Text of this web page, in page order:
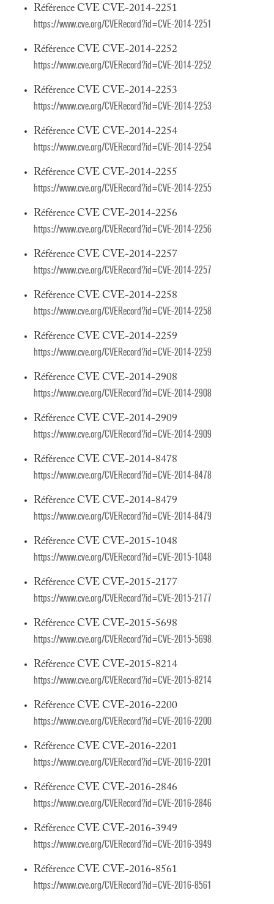
Référence CVE CVE-2014-2251
https://www.cve.org/CVERecord?id=CVE-2014-2251
Référence CVE CVE-2014-2252
https://www.cve.org/CVERecord?id=CVE-2014-2252
Référence CVE CVE-2014-2253
https://www.cve.org/CVERecord?id=CVE-2014-2253
Référence CVE CVE-2014-2254
https://www.cve.org/CVERecord?id=CVE-2014-2254
Référence CVE CVE-2014-2255
https://www.cve.org/CVERecord?id=CVE-2014-2255
Référence CVE CVE-2014-2256
https://www.cve.org/CVERecord?id=CVE-2014-2256
Référence CVE CVE-2014-2257
https://www.cve.org/CVERecord?id=CVE-2014-2257
Référence CVE CVE-2014-2258
https://www.cve.org/CVERecord?id=CVE-2014-2258
Référence CVE CVE-2014-2259
https://www.cve.org/CVERecord?id=CVE-2014-2259
Référence CVE CVE-2014-2908
https://www.cve.org/CVERecord?id=CVE-2014-2908
Référence CVE CVE-2014-2909
https://www.cve.org/CVERecord?id=CVE-2014-2909
Référence CVE CVE-2014-8478
https://www.cve.org/CVERecord?id=CVE-2014-8478
Référence CVE CVE-2014-8479
https://www.cve.org/CVERecord?id=CVE-2014-8479
Référence CVE CVE-2015-1048
https://www.cve.org/CVERecord?id=CVE-2015-1048
Référence CVE CVE-2015-2177
https://www.cve.org/CVERecord?id=CVE-2015-2177
Référence CVE CVE-2015-5698
https://www.cve.org/CVERecord?id=CVE-2015-5698
Référence CVE CVE-2015-8214
https://www.cve.org/CVERecord?id=CVE-2015-8214
Référence CVE CVE-2016-2200
https://www.cve.org/CVERecord?id=CVE-2016-2200
Référence CVE CVE-2016-2201
https://www.cve.org/CVERecord?id=CVE-2016-2201
Référence CVE CVE-2016-2846
https://www.cve.org/CVERecord?id=CVE-2016-2846
Référence CVE CVE-2016-3949
https://www.cve.org/CVERecord?id=CVE-2016-3949
Référence CVE CVE-2016-8561
https://www.cve.org/CVERecord?id=CVE-2016-8561